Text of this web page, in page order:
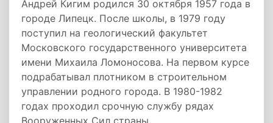
Андрей Кигим родился 30 октября 1957 года в
городе Липецк. После школы, в 1979 году
поступил на геологический факультет
Московского государственного университета
имени Михаила Ломоносова. На первом курсе
подрабатывал плотником в строительном
управлении родного города. В 1980-1982
годах проходил срочную службу рядах
Вооруженных Сил страны.